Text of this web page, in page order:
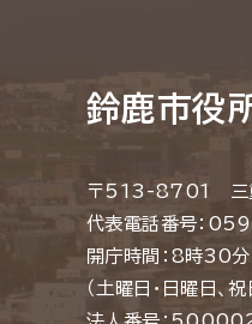
鈴鹿市役
〒513-8701 三
代表電話番号：
開庁時間：8時30
（土曜日・日曜日、